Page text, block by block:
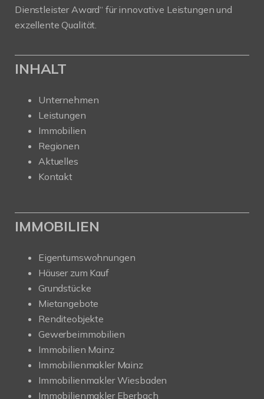
Dienstleister Award“ für innovative Leistungen und
exzellente Qualität.
INHALT
Unternehmen
Leistungen
Immobilien
Regionen
Aktuelles
Kontakt
IMMOBILIEN
Eigentumswohnungen
Häuser zum Kauf
Grundstücke
Mietangebote
Renditeobjekte
Gewerbeimmobilien
Immobilien Mainz
Immobilienmakler Mainz
Immobilienmakler Wiesbaden
Immobilienmakler Eberbach